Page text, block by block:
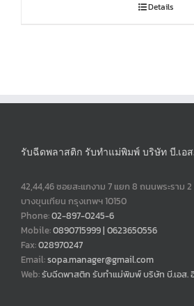
Details
รับฉีดพลาสติก รับทำแม่พิมพ์ บริษัท บี.เอ
42,44,46 ซอยสะแกงาม 7 แยก 8 ถนนพระราม
บางขุนเทียน กรุงเทพฯ 10150
Phone:02-897-0245-6
Mobile:0890715999 | 0623650556
Fax:028970247
Email:sopa.manager@gmail.com
Web:รับฉีดพาสติก รับทำแม่พิมพ์ บริษัท บี.เอส.